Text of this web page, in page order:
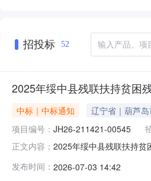
招投标 52
2025年绥中县残联扶持贫困
中标｜中标通知 辽宁省｜葫芦
项目编号： JH26-211421-00545
正文内容： 2025年绥中县残联扶持贫
镇宏跃小区3#2单元701
发布时间： 2026-07-03 14:42